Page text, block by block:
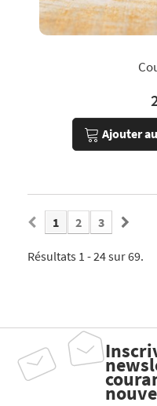
Ajouter
1 2 3
Résultats 1 - 24 sur 69.